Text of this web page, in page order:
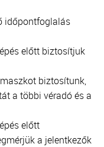
időpontfoglalás
előtt biztosítjuk
biztosítunk,
a többi véradó és a
előtt
a jelentkezők